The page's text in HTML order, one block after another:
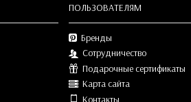
ПОЛЬЗОВАТЕЛЯМ
Бренды
Сотрудничество
Подарочные сертификаты
Карта сайта
Контакты